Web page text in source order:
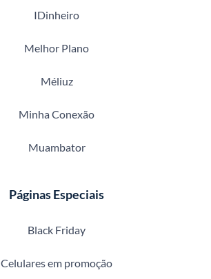
IDinheiro
Melhor Plano
Méliuz
Minha Conexão
Muambator
Páginas Especiais
Black Friday
Celulares em promoção